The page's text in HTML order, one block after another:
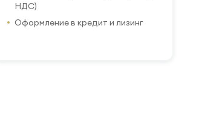
НДС)
Оформление в кредит и лизинг